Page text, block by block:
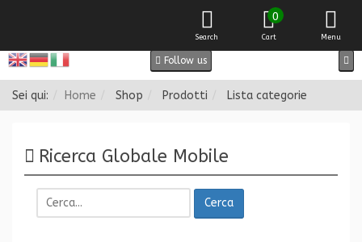
Follow us
Search
0
Cart Menu
Sei qui: Home Shop Prodotti Lista categorie
Ricerca Globale Mobile
Cerca